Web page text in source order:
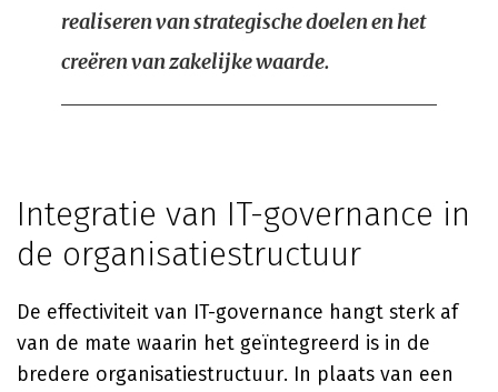
realiseren van strategische doelen en het
creëren van zakelijke waarde.
Integratie van IT-governance in
de organisatiestructuur
De effectiviteit van IT-governance hangt sterk af
van de mate waarin het geïntegreerd is in de
bredere organisatiestructuur. In plaats van een